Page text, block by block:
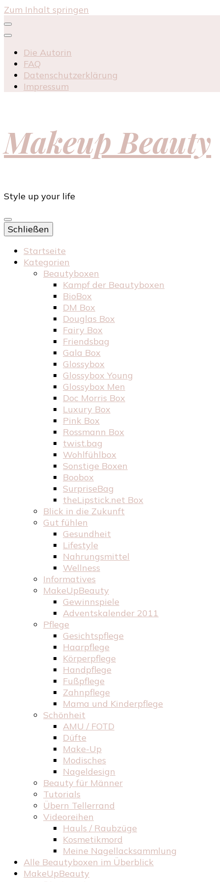
Zum Inhalt springen
Die Autorin
FAQ
Datenschutzerklärung
Impressum
Makeup Beauty
Style up your life
Schließen
Startseite
Kategorien
Beautyboxen
Kampf der Beautyboxen
BioBox
DM Box
Douglas Box
Fairy Box
Friendsbag
Gala Box
Glossybox
Glossybox Young
Glossybox Men
Doc Morris Box
Luxury Box
Pink Box
Rossmann Box
twist.bag
Wohlfühlbox
Sonstige Boxen
Boobox
SurpriseBag
theLipstick.net Box
Blick in die Zukunft
Gut fühlen
Gesundheit
Lifestyle
Nahrungsmittel
Wellness
Informatives
MakeUpBeauty
Gewinnspiele
Adventskalender 2011
Pflege
Gesichtspflege
Haarpflege
Körperpflege
Handpflege
Fußpflege
Zahnpflege
Mama und Kinderpflege
Schönheit
AMU / FOTD
Düfte
Make-Up
Modisches
Nageldesign
Beauty für Männer
Tutorials
Übern Tellerrand
Videoreihen
Hauls / Raubzüge
Kosmetikmord
Meine Nagellacksammlung
Alle Beautyboxen im Überblick
MakeUpBeauty